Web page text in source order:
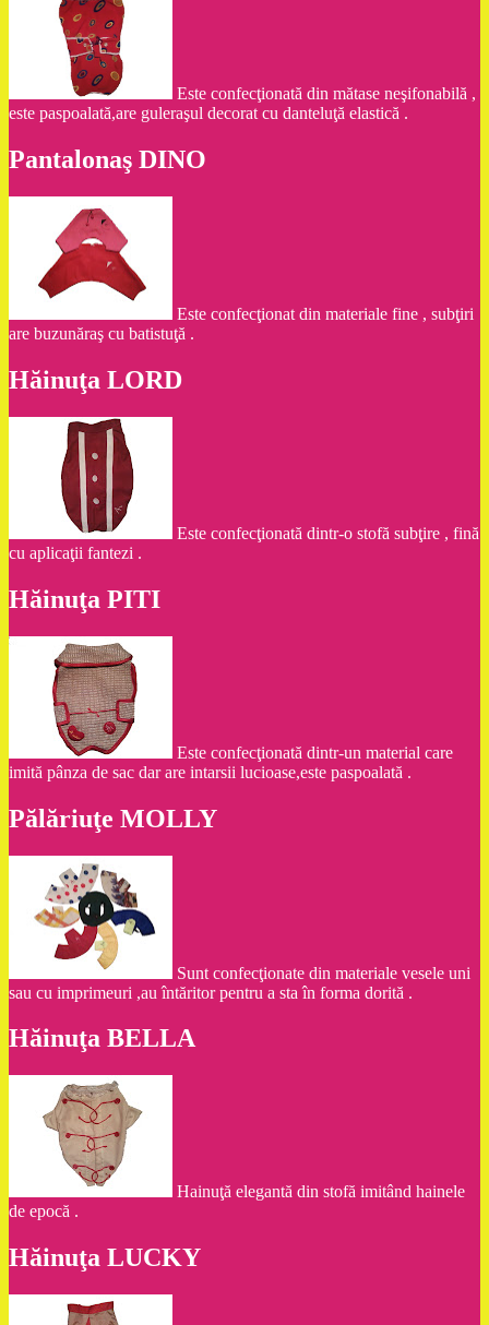
Este confecţionată din mătase neşifonabilă ,
este paspoalată,are guleraşul decorat cu danteluţă elastică .
Pantalonaş DINO
Este confecţionat din materiale fine , subţiri
are buzunăraş cu batistuţă .
Hăinuţa LORD
Este confecţionată dintr-o stofă subţire , fină
cu aplicaţii fantezi .
Hăinuţa PITI
Este confecţionată dintr-un material care
imită pânza de sac dar are intarsii lucioase,este paspoalată .
Pălăriuţe MOLLY
Sunt confecţionate din materiale vesele uni
sau cu imprimeuri ,au întăritor pentru a sta în forma dorită .
Hăinuţa BELLA
Hainuţă elegantă din stofă imitând hainele
de epocă .
Hăinuţa LUCKY